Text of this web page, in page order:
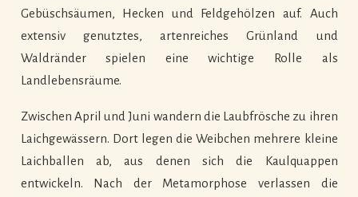
Gebüschsäumen, Hecken und Feldgehölzen auf. Auch
extensiv genutztes, artenreiches Grünland und
Waldränder spielen eine wichtige Rolle als
Landlebensräume.
Zwischen April und Juni wandern die Laubfrösche zu ihren
Laichgewässern. Dort legen die Weibchen mehrere kleine
Laichballen ab, aus denen sich die Kaulquappen
entwickeln. Nach der Metamorphose verlassen die